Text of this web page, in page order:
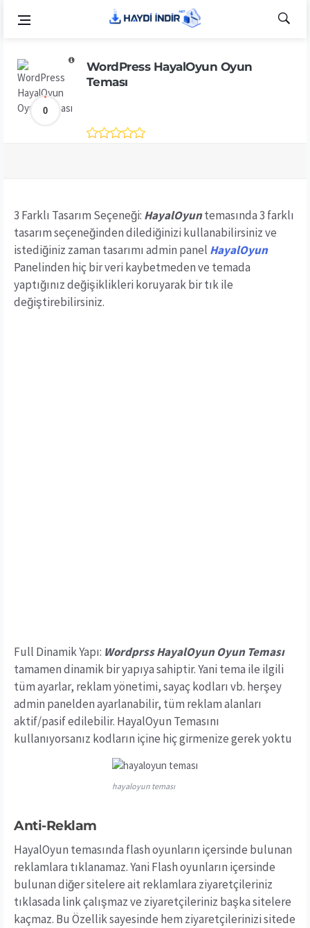
0
WordPress HayalOyun Oyun
Teması
3 Farklı Tasarım Seçeneği: HayalOyuntemasında 3 farklı
tasarım seçeneğinden dilediğinizi kullanabilirsiniz ve
istediğiniz zaman tasarımı admin panel HayalOyun
Panelinden hiç bir veri kaybetmeden ve temada
yaptığınız değişiklikleri koruyarak bir tık ile
değiştirebilirsiniz.
Full Dinamik Yapı: Wordprss HayalOyun Oyun Teması
tamamen dinamik bir yapıya sahiptir. Yani tema ile ilgili
tüm ayarlar, reklam yönetimi, sayaç kodları vb. herşey
admin panelden ayarlanabilir, tüm reklam alanları
aktif/pasif edilebilir. HayalOyun Temasını
kullanıyorsanız kodların içine hiç girmenize gerek yoktu
hayaloyun teması
Anti-Reklam
HayalOyun temasında flash oyunların içersinde bulunan
reklamlara tıklanamaz. Yani Flash oyunların içersinde
bulunan diğer sitelere ait reklamlara ziyaretçileriniz
tıklasada link çalışmaz ve ziyaretçileriniz başka sitelere
kaçmaz. Bu Özellik sayesinde hem ziyaretçilerinizi sitede